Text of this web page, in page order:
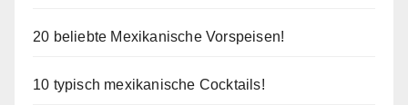
20 beliebte Mexikanische Vorspeisen!
10 typisch mexikanische Cocktails!